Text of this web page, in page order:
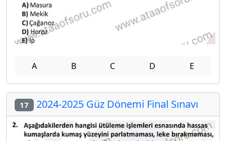
A B C D E
17 2024-2025 Güz Dönemi Final Sınavı